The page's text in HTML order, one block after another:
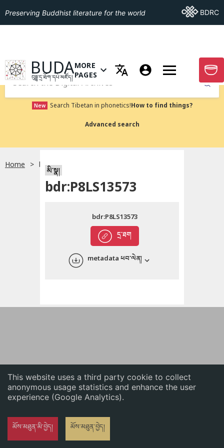
This website uses a third party cookie to collect
anonymous usage statistics and enhance the user
experience (Google Analytics).
མོས་མཐུན་མི་བྱེད། མོས་མཐུན་བྱེད།
English
Preserving Buddhist literature for the world Go ToBDRC
GO TO HOMEPAGE
BUDA
བུདྡྷ་དྲ་ཐོག་དཔེ་མཛོད།
OPEN MENU OF MORE PAGES
MORE
PAGES
GO
Submit
New Search Tibetan in phonetics!How to find things?
Advanced search
Home bdr:P8LS13573
མི་སྣ།
bdr:P8LS13573
དྲ་ཐག
bdr:P8LS13573
metadata ཕབ་ལེན།